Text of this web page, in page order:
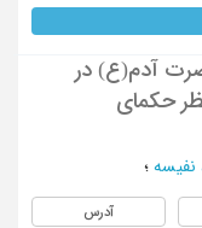
آدم(ع) در
حکمای
؛
آدرس